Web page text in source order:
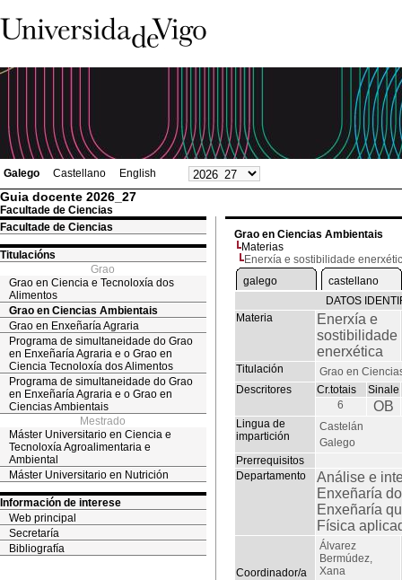
Galego Castellano English
Guia docente 2026_27
Facultade de Ciencias
Facultade de Ciencias
Titulacións
Grao
Grao en Ciencia e Tecnoloxía dos
Alimentos
Grao en Ciencias Ambientais
Grao en Enxeñaría Agraria
Programa de simultaneidade do Grao
en Enxeñaría Agraria e o Grao en
Ciencia Tecnoloxía dos Alimentos
Programa de simultaneidade do Grao
en Enxeñaría Agraria e o Grao en
Ciencias Ambientais
Mestrado
Máster Universitario en Ciencia e
Tecnoloxía Agroalimentaria e
Ambiental
Máster Universitario en Nutrición
Información de interese
Web principal
Secretaría
Bibliografía
Grao en Ciencias Ambientais
Materias
Enerxía e sostibilidade
galego
castellano
DATOS
Materia
Enerxía e
sostibilidade
enerxética
Titulación
Grao en
Descritores
Cr.totais
Sinale
6
OB
Lingua de
impartición
Castelán
Galego
Prerrequisitos
Departamento
Análise e
Enxeñaría
Enxeñaría
Física
Coordinador/a
Álvarez
Bermúdez,
Xana